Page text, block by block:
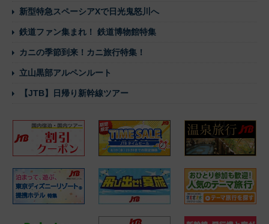
新型特急スペーシアXで日光鬼怒川へ
鉄道ファン集まれ！ 鉄道博物館特集
カニの季節到来！カニ旅行特集！
立山黒部アルペンルート
【JTB】日帰り新幹線ツアー